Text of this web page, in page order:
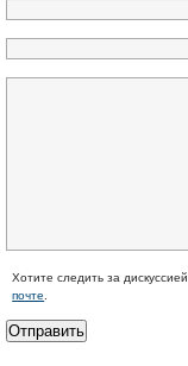
Хотите следить за
почте